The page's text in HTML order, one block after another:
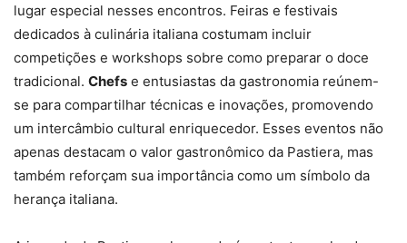
lugar especial nesses encontros. Feiras e festivais
dedicados à culinária italiana costumam incluir
competições e workshops sobre como preparar o doce
tradicional. Chefs e entusiastas da gastronomia reúnem-
se para compartilhar técnicas e inovações, promovendo
um intercâmbio cultural enriquecedor. Esses eventos não
apenas destacam o valor gastronômico da Pastiera, mas
também reforçam sua importância como um símbolo da
herança italiana.